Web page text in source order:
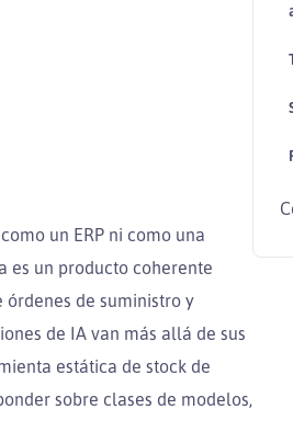
un ERP ni como una
es un producto coherente
de suministro y
de IA van más allá de sus
estática de stock de
sobre clases de modelos,